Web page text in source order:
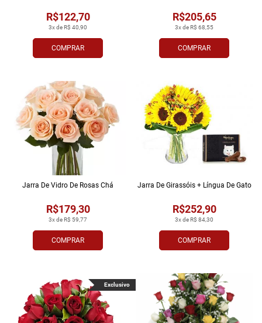
COMPRAR
3x de R$ 40,90
R$122,70
COMPRAR
3x de R$ 68,55
R$205,65
COMPRAR
3x de R$ 59,77
R$179,30
Jarra De Vidro De Rosas Chá
COMPRAR
3x de R$ 84,30
R$252,90
Jarra De Girassóis + Língua De Gato
Exclusivo